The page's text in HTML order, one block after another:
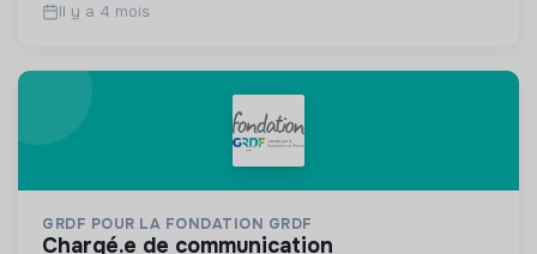
Il y a 4 mois
GRDF POUR LA FONDATION GRDF
chargé.e de communication